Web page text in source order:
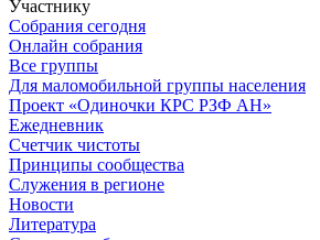
Участнику
Собрания сегодня
Онлайн собрания
Все группы
Для маломобильной группы населения
Проект «Одиночки КРС РЗФ АН»
Ежедневник
Счетчик чистоты
Принципы сообщества
Служения в регионе
Новости
Литература